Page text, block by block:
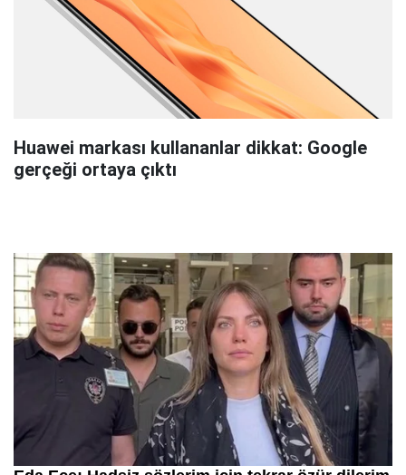
Huawei markası kullananlar dikkat: Google
gerçeği ortaya çıktı